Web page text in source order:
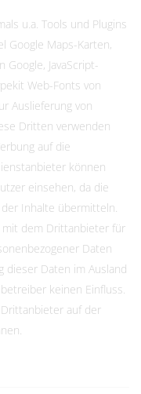
u.a. Tools und Plugins
Google Maps-Karten,
Google, JavaScript-
Web-Fonts von
Auslieferung von
Dritten verwenden
auf die
können
einsehen, da die
Inhalte übermitteln.
dem Drittanbieter für
Daten
dieser Daten im Ausland
keinen Einfluss.
auf der